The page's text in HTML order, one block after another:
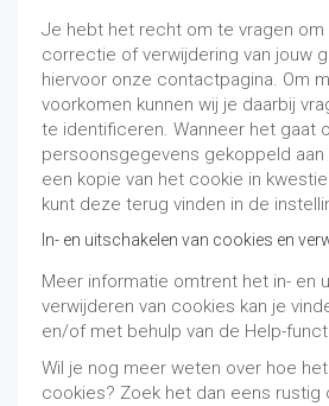
Je hebt het recht om te vragen om
correctie of verwijdering van jouw
hiervoor onze contactpagina. Om
voorkomen kunnen wij je daarbij
te identificeren. Wanneer het gaat
persoonsgegevens gekoppeld
een kopie van het cookie in
kunt deze terug vinden in de
In- en uitschakelen van cookies en
Meer informatie omtrent het in- en
verwijderen van cookies kan je
en/of met behulp van de Help-
Wil je nog meer weten over hoe
cookies? Zoek het dan eens rustig